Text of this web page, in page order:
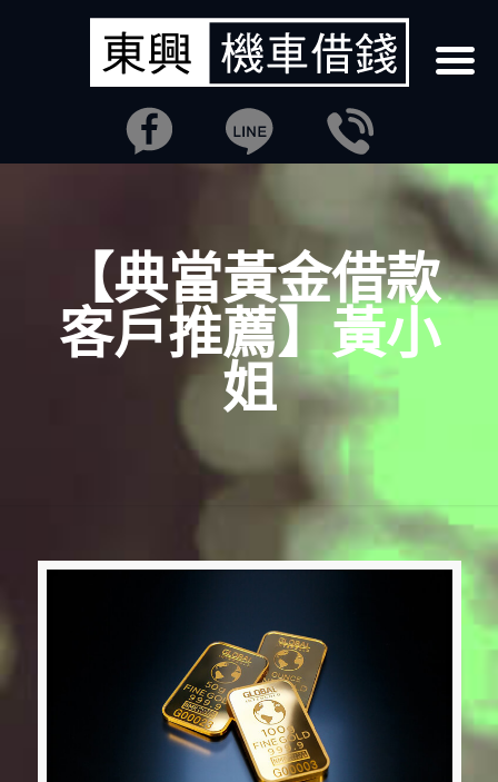
【典當黃金借款
客戶推薦】黃小
姐